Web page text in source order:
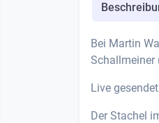
Bei Martin
Schallmeiner
Live
Der Stachel